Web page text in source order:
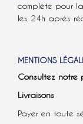
complète pour
les 24h après
MENTIONS
Consultez
Livraisons
Payer en toute